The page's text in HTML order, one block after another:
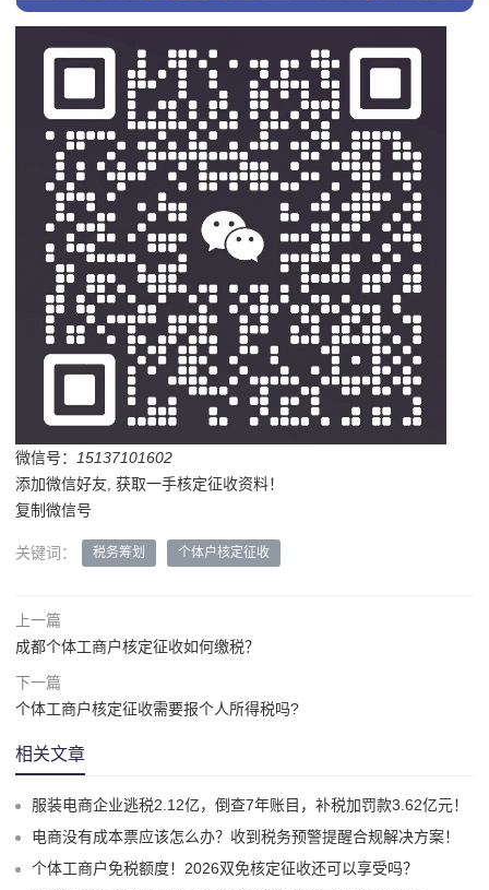
微信号：
15137101602
添加微信好友, 获取一手核定征收资料！
复制微信号
关键词： 税务筹划 个体户核定征收
上一篇
成都个体工商户核定征收如何缴税？
下一篇
个体工商户核定征收需要报个人所得税吗?
相关文章
服装电商企业逃税2.12亿，倒查7年账目，补税加罚款3.62亿元！
电商没有成本票应该怎么办？收到税务预警提醒合规解决方案！
个体工商户免税额度！2026双免核定征收还可以享受吗？